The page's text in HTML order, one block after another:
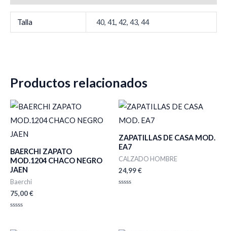
Talla 40, 41, 42, 43, 44
Productos relacionados
BAERCHI ZAPATO
MOD.1204 CHACO NEGRO
JAEN
Baerchi
75,00€
ZAPATILLAS DE CASA MOD.
EA7
CALZADO HOMBRE
24,99€